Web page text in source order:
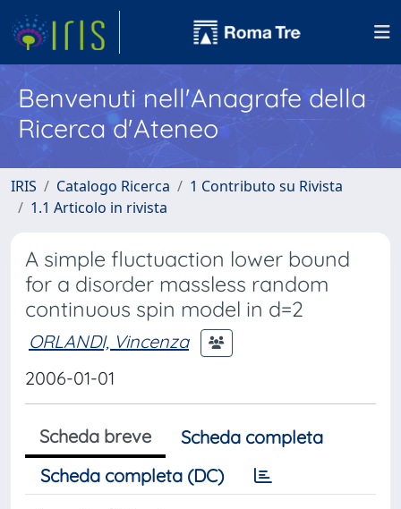
Benvenuti nell'Anagrafe della
Ricerca d'Ateneo
IRIS Catalogo Ricerca
1 Contributo su Rivista
1.1 Articolo in rivista
A simple fluctuaction lower bound
for a disorder massless random
continuous spin model in d=2
ORLANDI, Vincenza
2006-01-01
Scheda breve
Scheda completa
Scheda completa (DC)